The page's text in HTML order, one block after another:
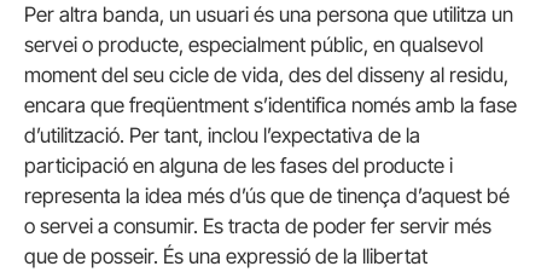
Per altra banda, un usuari és una persona que utilitza un
servei o producte, especialment públic, en qualsevol
moment del seu cicle de vida, des del disseny al residu,
encara que freqüentment s’identifica només amb la fase
d’utilització. Per tant, inclou l’expectativa de la
participació en alguna de les fases del producte i
representa la idea més d’ús que de tinença d’aquest bé
o servei a consumir. Es tracta de poder fer servir més
que de posseir. És una expressió de la llibertat